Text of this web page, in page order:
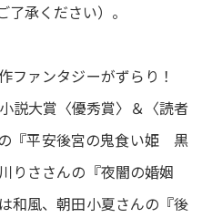
承ください）。
ファンタジーがずらり！
説大賞〈優秀賞〉＆〈読者
『平安後宮の鬼食い姫 黒
りささんの『夜闇の婚姻
和風、朝田小夏さんの『後